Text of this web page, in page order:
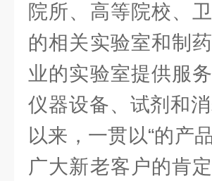
院所、高等院校、
的相关实验室和制
业的实验室提供服
仪器设备、试剂和
以来，一贯以“的产
广大新老客户的肯